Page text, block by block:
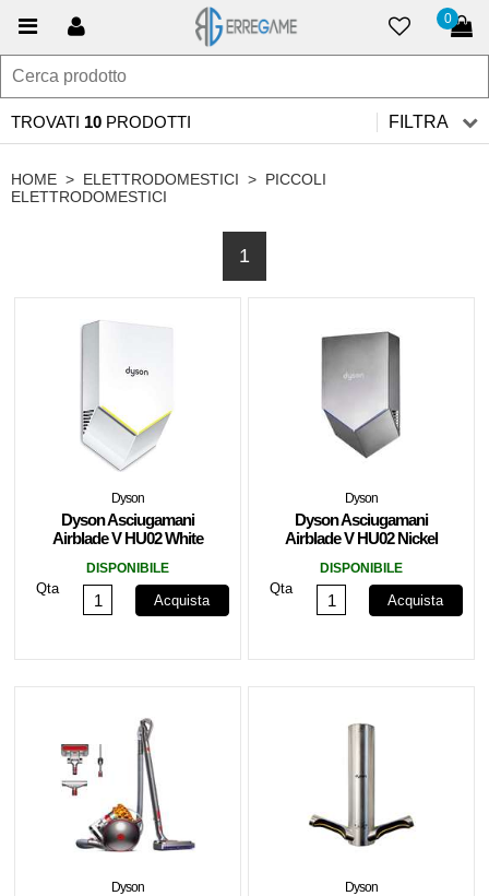
0
TROVATI 10 PRODOTTI FILTRA
HOME > ELETTRODOMESTICI > PICCOLI
ELETTRODOMESTICI
1
Dyson
Dyson Asciugamani
Airblade V HU02 White
DISPONIBILE
Qta
Acquista
Dyson
Dyson Asciugamani
Airblade V HU02 Nickel
DISPONIBILE
Qta
Acquista
Dyson Dyson